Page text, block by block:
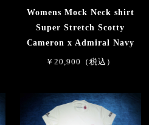
Womens Mock Neck shirt
Super Stretch Scotty
Cameron x Admiral Navy
￥20,900（税込）